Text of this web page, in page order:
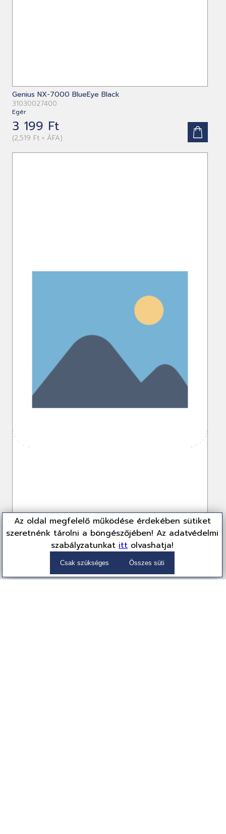
Az oldal megfelelő működése érdekében sütiket
szeretnénk tárolni a böngészőjében! Az adatvédelmi
szabályzatunkatittolvashatja!
Csak szükséges Összes süti
Genius NX-7000 BlueEye Black
31030027400
Egér
3 199 Ft
(2,519 Ft + ÁFA)
FSP 550W 80+ Gold VITA GD